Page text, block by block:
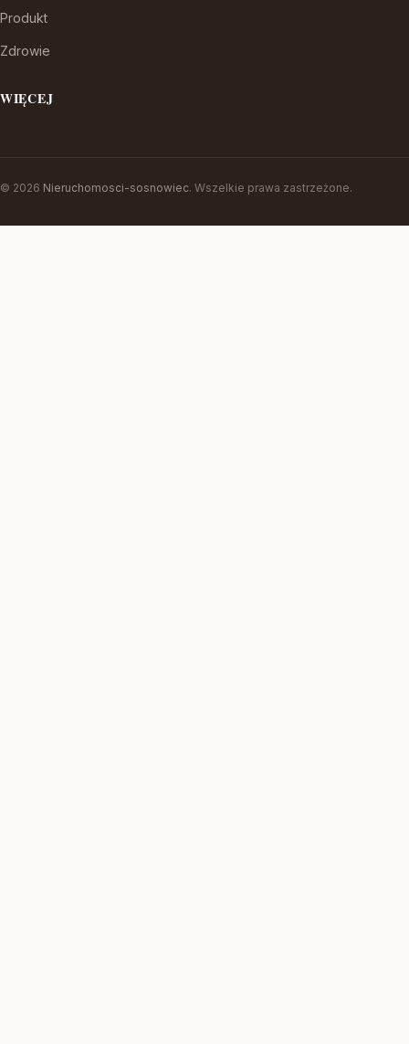
Produkt
Zdrowie
WIĘCEJ
© 2026 Nieruchomosci-sosnowiec. Wszelkie prawa zastrzeżone.